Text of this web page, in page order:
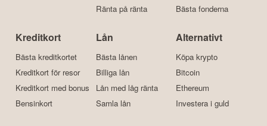
Ränta på ränta
Bästa fonderna
Kreditkort
Bästa kreditkortet
Kreditkort för resor
Kreditkort med bonus
Bensinkort
Lån
Bästa lånen
Billiga lån
Lån med låg ränta
Samla lån
Alternativt
Köpa krypto
Bitcoin
Ethereum
Investera i guld